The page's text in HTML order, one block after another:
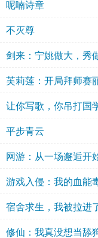
呢喃诗章
不灭尊
剑来：宁姚做大，秀
芙莉莲：开局拜师赛
让你写歌，你吊打国
平步青云
网游：从一场邂逅开
游戏入侵：我的血能
宿舍求生，我被拉进
修仙：我真没想当舔